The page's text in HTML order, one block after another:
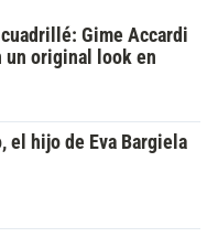
Gime Accardi
un original look en
el hijo de Eva Bargiela